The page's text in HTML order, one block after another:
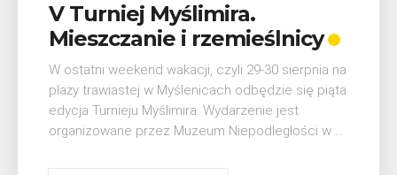
Wykład „Jak zdobyć
odznaki na myślenickich
szlakach?”
W środę 12 sierpnia o godz. 17 w Miejskiej
Bibliotece Publicznej w Myślenicach odbędzie się
wykład Mateusza Murzyna, przewodnika i prezesa